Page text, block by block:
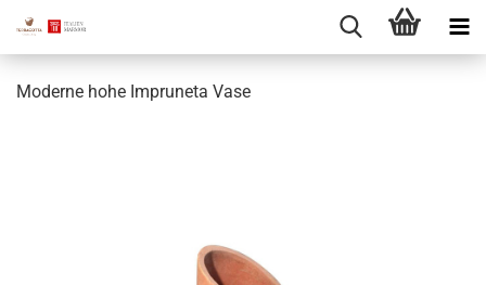
Moderne hohe Impruneta Vase